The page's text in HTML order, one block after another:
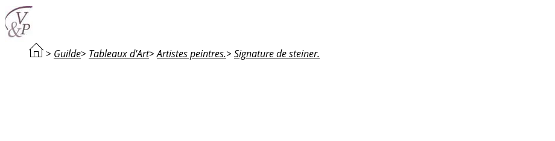
> Guilde> Tableaux d'Art>Artistes peintres.> Signature de steiner.